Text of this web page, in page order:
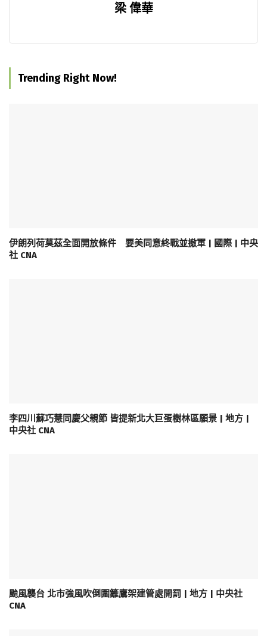
梁 偉華
Trending Right Now!
伊朗列荷莫茲全面開放條件 要美同意終戰並撤軍 | 國際 | 中央
社 CNA
李四川蘇巧慧同慶父親節 皆提新北大巨蛋樹林區願景 | 地方 |
中央社 CNA
颱風襲台 北市強風吹倒圍籬鷹架建管處開罰 | 地方 | 中央社
CNA